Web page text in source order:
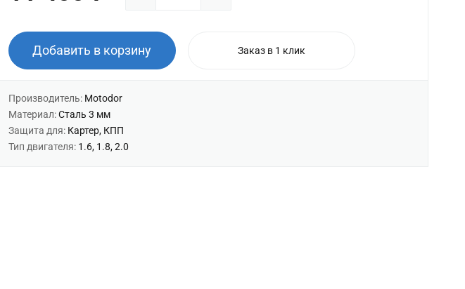
Добавить в корзину Заказ в 1 клик
Производитель: Motodor
Материал:Сталь 3 мм
Защита для: Картер, КПП
Тип двигателя: 1.6, 1.8, 2.0